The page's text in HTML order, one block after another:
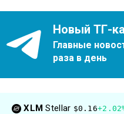
Новый ТГ-
Главные
раза в день
XLMStellar $0.16